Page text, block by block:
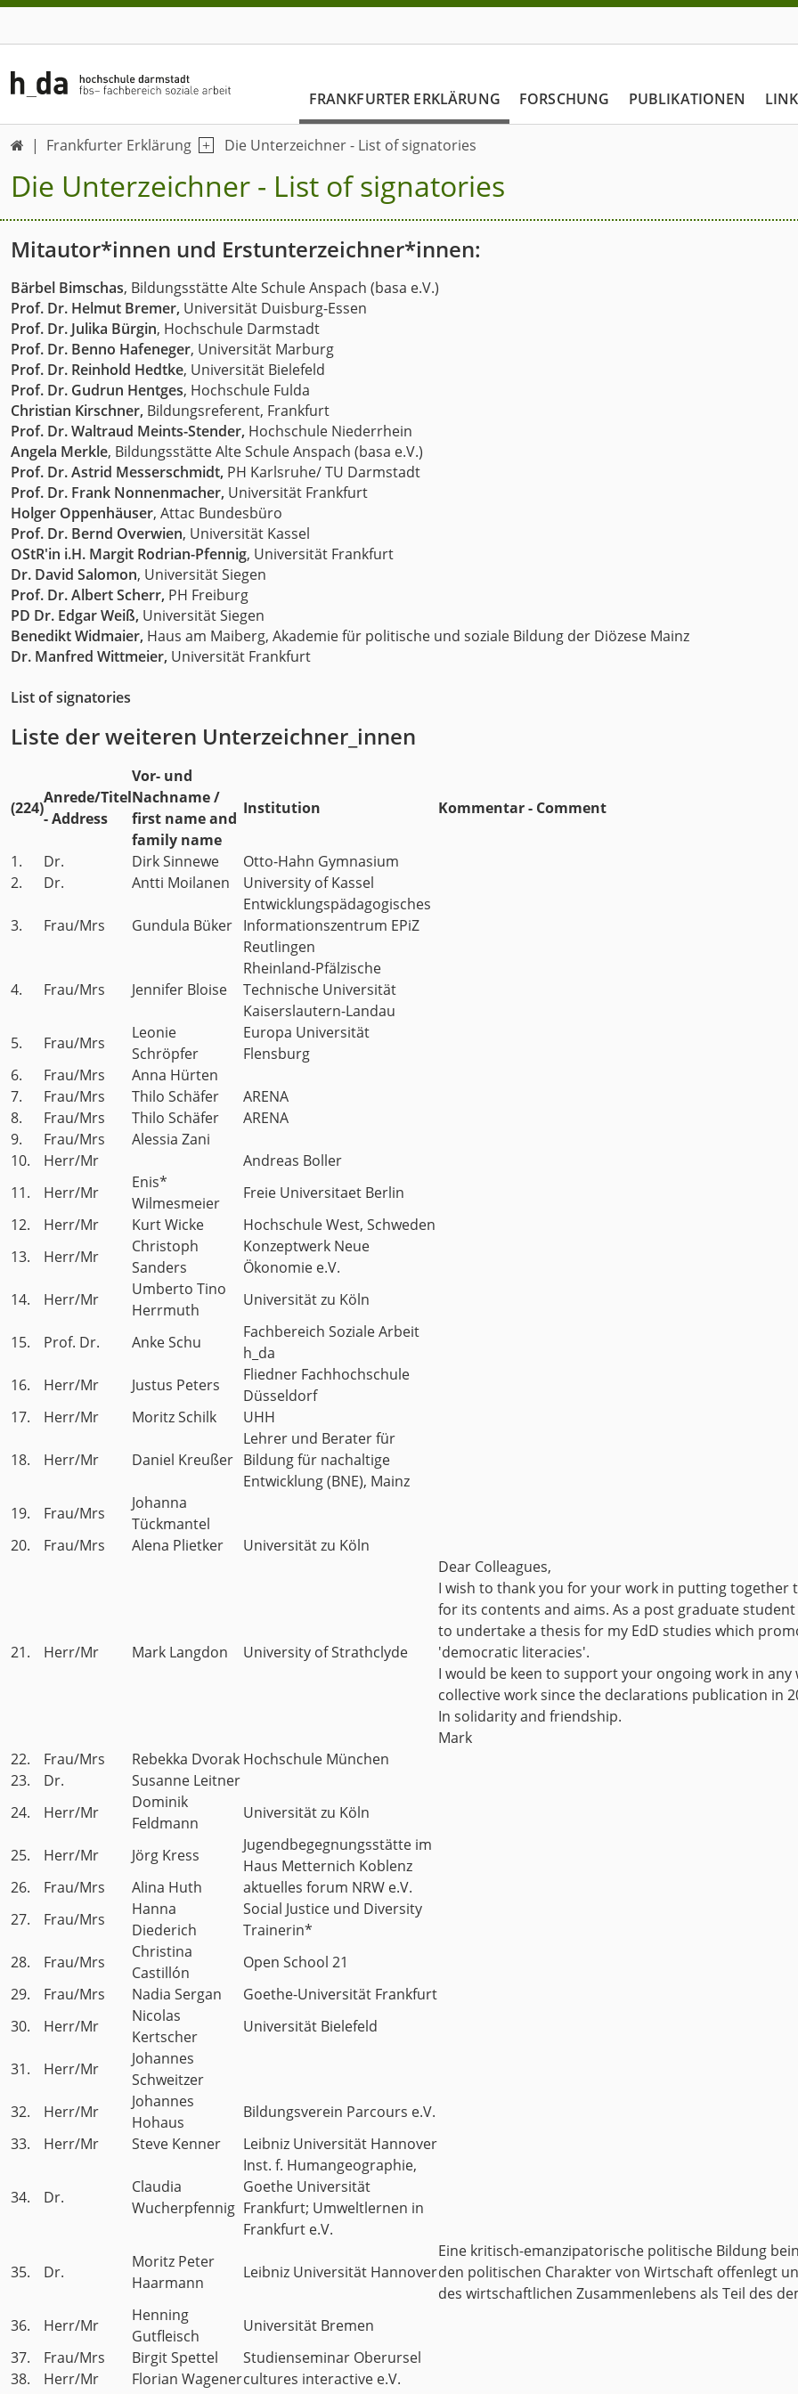
FRANKFURTER ERKLÄRUNG FORSCHUNG PUBLIKATIONEN
 Frankfurter Erklärung Die Unterzeichner - List of signatories
Die Unterzeichner - List of signatories
Mitautor*innen und Erstunterzeichner*innen:
Bärbel Bimschas, Bildungsstätte Alte Schule Anspach (basa e.V.)
Prof. Dr. Helmut Bremer, Universität Duisburg-Essen
Prof. Dr. Julika Bürgin, Hochschule Darmstadt
Prof. Dr. Benno Hafeneger, Universität Marburg
Prof. Dr. Reinhold Hedtke, Universität Bielefeld
Prof. Dr. Gudrun Hentges, Hochschule Fulda
Christian Kirschner, Bildungsreferent, Frankfurt
Prof. Dr. Waltraud Meints-Stender, Hochschule Niederrhein
Angela Merkle, Bildungsstätte Alte Schule Anspach (basa e.V.)
Prof. Dr. Astrid Messerschmidt, PH Karlsruhe/ TU Darmstadt
Prof. Dr. Frank Nonnenmacher, Universität Frankfurt
Holger Oppenhäuser, Attac Bundesbüro
Prof. Dr. Bernd Overwien, Universität Kassel
OStR'in i.H. Margit Rodrian-Pfennig, Universität Frankfurt
Dr. David Salomon, Universität Siegen
Prof. Dr. Albert Scherr, PH Freiburg
PD Dr. Edgar Weiß, Universität Siegen
Benedikt Widmaier, Haus am Maiberg, Akademie für politische und soziale Bildung der Diözese Mainz
Dr. Manfred Wittmeier, Universität Frankfurt
List of signatories
Liste der weiteren Unterzeichner_innen
(224)
Anrede/Titel
- Address
Vor- und
Nachname /
first name and
family name
Institution Kommentar - Comment
1. Dr. Dirk Sinnewe
Otto-Hahn Gymnasium
2.
Dr. Antti Moilanen University of Kassel
3. Frau/Mrs Gundula Büker
Entwicklungspädagogisches
Informationszentrum EPiZ
Reutlingen
4. Frau/Mrs Jennifer Bloise
Rheinland-Pfälzische
Technische Universität
Kaiserslautern-Landau
5.
Frau/Mrs
Leonie
Schröpfer
Europa Universität
Flensburg
6.
Frau/Mrs
Anna Hürten
7.
Frau/Mrs Thilo Schäfer
ARENA
8.
Frau/Mrs Thilo Schäfer
ARENA
9.
Frau/Mrs
Alessia Zani
10.
Herr/Mr
Andreas Boller
11.
Herr/Mr
Enis*
Wilmesmeier
Freie Universitaet Berlin
12.
Herr/Mr Kurt Wicke
Hochschule West, Schweden
13.
Herr/Mr
Christoph
Sanders
Konzeptwerk Neue
Ökonomie e.V.
14.
Herr/Mr
Umberto Tino
Herrmuth
Universität zu Köln
15. Prof. Dr. Anke Schu
Fachbereich Soziale Arbeit
h_da
16.
Herr/Mr Justus Peters
Fliedner Fachhochschule
Düsseldorf
17.
Herr/Mr Moritz Schilk UHH
18. Herr/Mr Daniel Kreußer
Lehrer und Berater für
Bildung für nachaltige
Entwicklung (BNE), Mainz
19.
Frau/Mrs
Johanna
Tückmantel
20.
Frau/Mrs Alena Plietker Universität zu Köln
21. Herr/Mr Mark Langdon University of Strathclyde
Dear Colleagues,
I wish to thank you for your work in putting
for its contents and aims. As a post graduate
to undertake a thesis for my EdD studies which
'democratic literacies'.
I would be keen to support your ongoing work in
collective work since the declarations publication in
In solidarity and friendship.
Mark
22.
Frau/Mrs Rebekka Dvorak Hochschule München
23.
Dr.
Susanne Leitner
24.
Herr/Mr
Dominik
Feldmann
Universität zu Köln
25. Herr/Mr Jörg Kress
Jugendbegegnungsstätte im
Haus Metternich Koblenz
26.
Frau/Mrs Alina Huth
aktuelles forum NRW e.V.
27.
Frau/Mrs
Hanna
Diederich
Social Justice und Diversity
Trainerin*
28.
Frau/Mrs
Christina
Castillón
Open School 21
29.
Frau/Mrs Nadia Sergan
Goethe-Universität Frankfurt
30.
Herr/Mr
Nicolas
Kertscher
Universität Bielefeld
31. Herr/Mr
Johannes
Schweitzer
32.
Herr/Mr
Johannes
Hohaus
Bildungsverein Parcours e.V.
33.
Herr/Mr Steve Kenner Leibniz Universität Hannover
34. Dr.
Claudia
Wucherpfennig
Inst. f. Humangeographie,
Goethe Universität
Frankfurt; Umweltlernen in
Frankfurt e.V.
35. Dr.
Moritz Peter
Haarmann
Leibniz Universität Hannover
Eine kritisch-emanzipatorische politische Bildung
den politischen Charakter von Wirtschaft offenlegt
des wirtschaftlichen Zusammenlebens als Teil des
36.
Herr/Mr
Henning
Gutfleisch
Universität Bremen
37.
Frau/Mrs Birgit Spettel
Studienseminar Oberursel
38.
Herr/Mr Florian Wagenercultures interactive e.V.